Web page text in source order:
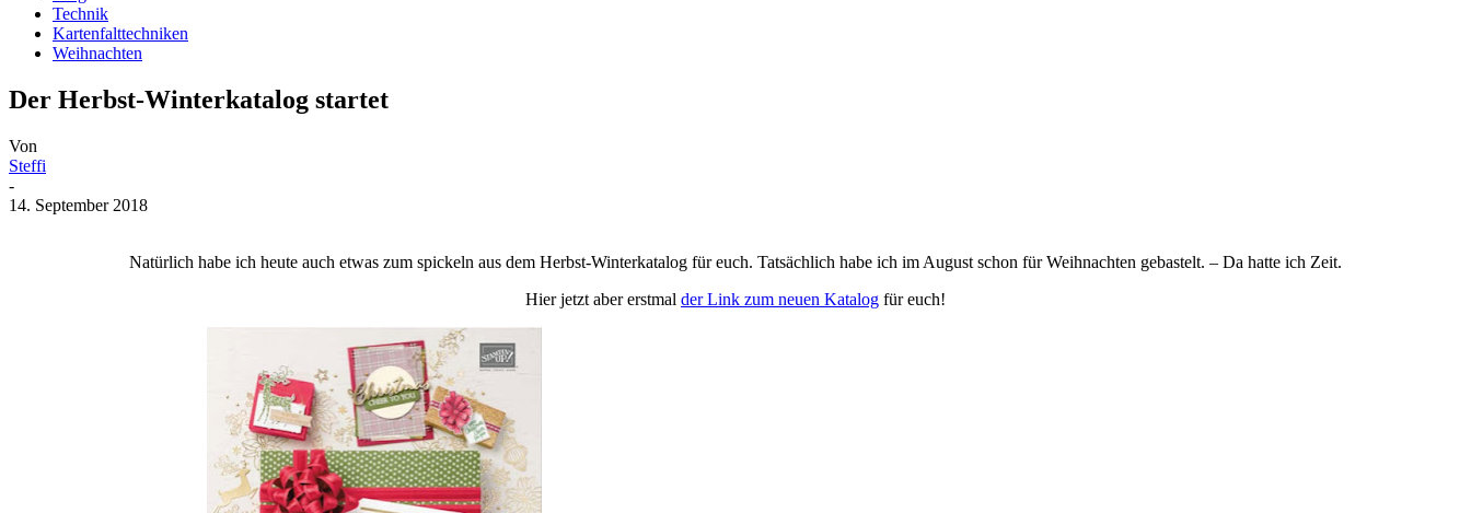
Technik
Kartenfalttechniken
Weihnachten
Der Herbst-Winterkatalog startet
Von
Steffi
-
14. September 2018
Natürlich habe ich heute auch etwas zum spickeln aus dem Herbst-Winterkatalog für euch. Tatsächlich habe ich im August schon für Weihnachten gebastelt. – Da hatte ich Zeit.
Hier jetzt aber erstmal der Link zum neuen Katalog für euch!